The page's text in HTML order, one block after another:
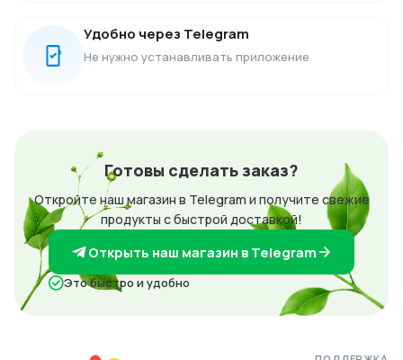
Удобно через Telegram
Не нужно устанавливать приложение
Готовы сделать заказ?
Откройте наш магазин в Telegram и получите свежие
продукты с быстрой доставкой!
Открыть наш магазин в Telegram
Это быстро и удобно